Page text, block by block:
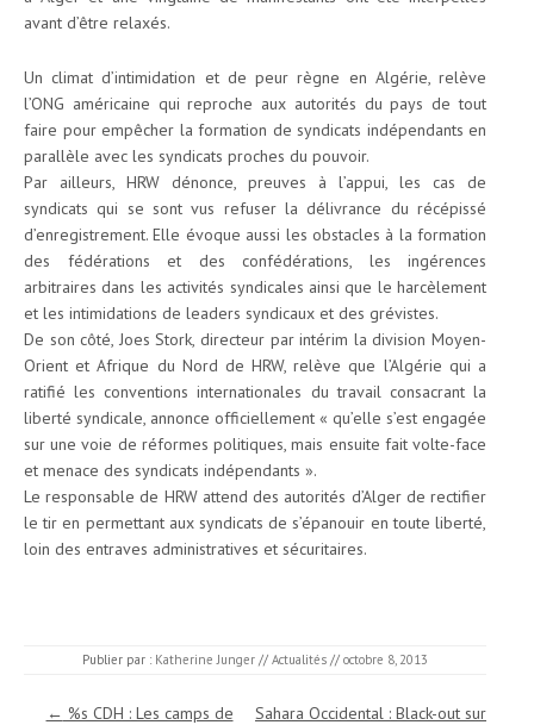
avant d’être relaxés.
Un climat d’intimidation et de peur règne en Algérie, relève
l’ONG américaine qui reproche aux autorités du pays de tout
faire pour empêcher la formation de syndicats indépendants en
parallèle avec les syndicats proches du pouvoir.
Par ailleurs, HRW dénonce, preuves à l’appui, les cas de
syndicats qui se sont vus refuser la délivrance du récépissé
d’enregistrement. Elle évoque aussi les obstacles à la formation
des fédérations et des confédérations, les ingérences
arbitraires dans les activités syndicales ainsi que le harcèlement
et les intimidations de leaders syndicaux et des grévistes.
De son côté, Joes Stork, directeur par intérim la division Moyen-
Orient et Afrique du Nord de HRW, relève que l’Algérie qui a
ratifié les conventions internationales du travail consacrant la
liberté syndicale, annonce officiellement « qu’elle s’est engagée
sur une voie de réformes politiques, mais ensuite fait volte-face
et menace des syndicats indépendants ».
Le responsable de HRW attend des autorités d’Alger de rectifier
le tir en permettant aux syndicats de s’épanouir en toute liberté,
loin des entraves administratives et sécuritaires.
Publier par : Katherine Junger // Actualités // octobre 8, 2013
Navigation des articles
← %s CDH : Les camps de
Sahara Occidental : Black-out sur